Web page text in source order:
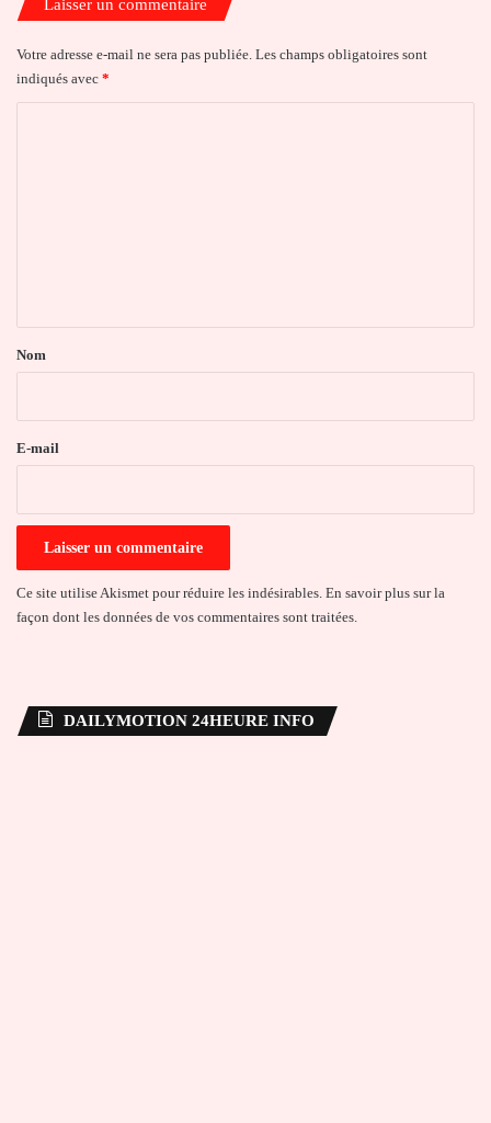
Laisser un commentaire
Votre adresse e-mail ne sera pas publiée. Les champs obligatoires sont
indiqués avec *
a
e
Nom
E-mail
Ce site utilise Akismet pour réduire les indésirables. En savoir plus sur la
façon dont les données de vos commentaires sont traitées.
DAILYMOTION 24HEURE INFO